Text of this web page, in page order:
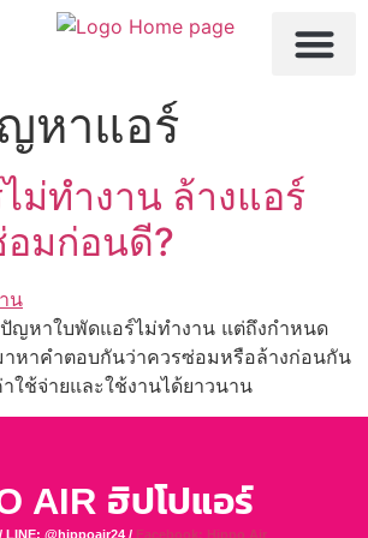
หาแอร์
ม่ทำงาน ล้างแอร์
มก่อนดี?
ญหาใบพัดแอร์ไม่ทำงาน แต่ถึงกำหนด
าหาคำตอบกันว่าควรซ่อมหรือล้างก่อนกัน
ใช้จ่ายและใช้งานได้ยาวนาน
AIR ฮิปโปแอร์
LINE: @hippoair24 / Facebook: Hippo Air